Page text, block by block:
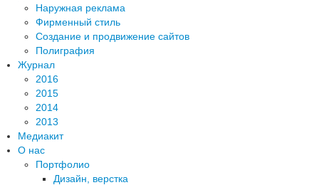
Наружная реклама
Фирменный стиль
Создание и продвижение сайтов
Полиграфия
Журнал
2016
2015
2014
2013
Медиакит
О нас
Портфолио
Дизайн, верстка